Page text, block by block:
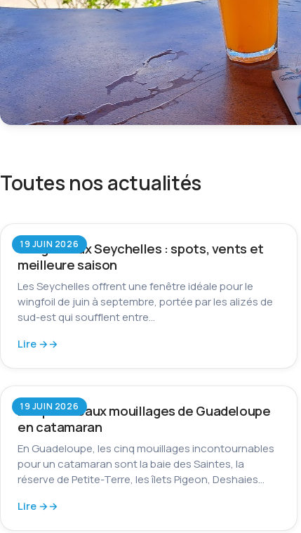
Toutes nos actualités
19 JUIN 2026
Wingfoil aux Seychelles : spots, vents et
meilleure saison
Les Seychelles offrent une fenêtre idéale pour le
wingfoil de juin à septembre, portée par les alizés de
sud-est qui soufflent entre…
Lire →
19 JUIN 2026
Les plus beaux mouillages de Guadeloupe
en catamaran
En Guadeloupe, les cinq mouillages incontournables
pour un catamaran sont la baie des Saintes, la
réserve de Petite-Terre, les îlets Pigeon, Deshaies…
Lire →